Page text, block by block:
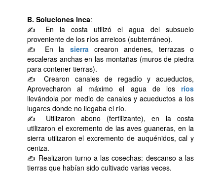
B. Soluciones Inca:
✍ En la costa utilizó el agua del subsuelo
proveniente de los ríos arreicos (subterráneo).
✍ En la sierra crearon andenes, terrazas o
escaleras anchas en las montañas (muros de piedra
para contener tierras).
✍ Crearon canales de regadío y acueductos,
Aprovecharon al máximo el agua de los ríos
llevándola por medio de canales y acueductos a los
lugares donde no llegaba el río.
✍ Utilizaron abono (fertilizante), en la costa
utilizaron el excremento de las aves guaneras, en la
sierra utilizaron el excremento de auquénidos, cal y
ceniza.
✍ Realizaron turno a las cosechas: descanso a las
tierras que habían sido cultivado varias veces.